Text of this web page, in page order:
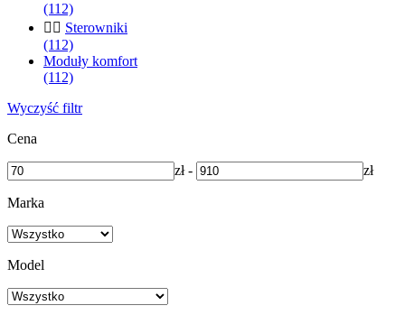
(112)
  Sterowniki
(112)
Moduły komfort
(112)
Wyczyść filtr
Cena
zł - zł
Marka
Model